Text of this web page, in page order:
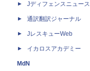
Jディフェンスニュース
通訳翻訳ジャーナル
JレスキューWeb
イカロスアカデミー
MdN